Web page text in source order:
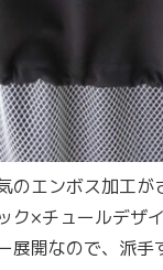
のエンボス加工が
ク×チュールデザ
展開なので、派手